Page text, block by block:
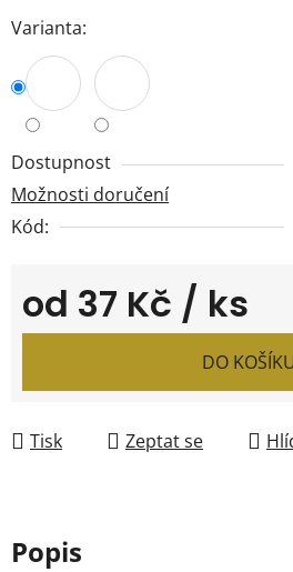
Varianta:
Dostupnost
Možnosti doručení
Kód:
od 37 Kč / ks
Měrná cena:
DO
Tisk Zeptat se
Popis